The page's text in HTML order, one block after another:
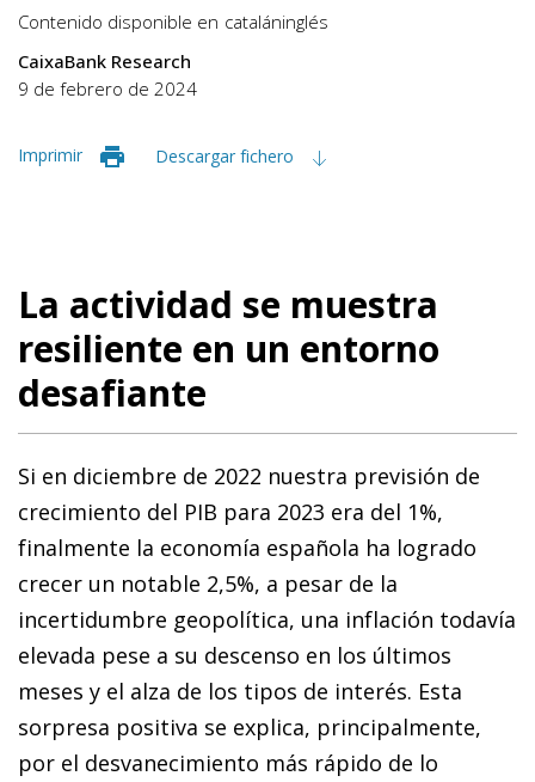
Contenido disponible en cataláninglés
CaixaBank Research
9 de febrero de 2024
Imprimir Descargar fichero
La actividad se muestra
resiliente en un entorno
desafiante
Si en diciembre de 2022 nuestra previsión de
crecimiento del PIB para 2023 era del 1%,
finalmente la economía española ha logrado
crecer un notable 2,5%, a pesar de la
incertidumbre geopolítica, una inflación todavía
elevada pese a su descenso en los últimos
meses y el alza de los tipos de interés. Esta
sorpresa positiva se explica, principalmente,
por el desvanecimiento más rápido de lo